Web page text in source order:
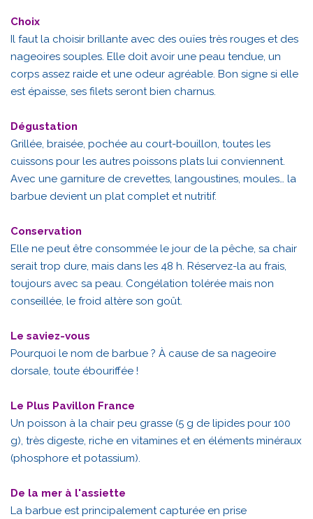
Choix
Il faut la choisir brillante avec des ouïes très rouges et des
nageoires souples. Elle doit avoir une peau tendue, un
corps assez raide et une odeur agréable. Bon signe si elle
est épaisse, ses filets seront bien charnus.
Dégustation
Grillée, braisée, pochée au court-bouillon, toutes les
cuissons pour les autres poissons plats lui conviennent.
Avec une garniture de crevettes, langoustines, moules… la
barbue devient un plat complet et nutritif.
Conservation
Elle ne peut être consommée le jour de la pêche, sa chair
serait trop dure, mais dans les 48 h. Réservez-la au frais,
toujours avec sa peau. Congélation tolérée mais non
conseillée, le froid altère son goût.
Le saviez-vous
Pourquoi le nom de barbue ? À cause de sa nageoire
dorsale, toute ébouriffée !
Le Plus Pavillon France
Un poisson à la chair peu grasse (5 g de lipides pour 100
g), très digeste, riche en vitamines et en éléments minéraux
(phosphore et potassium).
De la mer à l'assiette
La barbue est principalement capturée en prise